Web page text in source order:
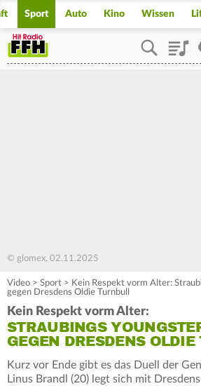
Sport Auto Kino Wissen
© glomex, 02.11.2025
Video > Sport > Kein Respekt vorm Alter:
gegen Dresdens Oldie Turnbull
Kein Respekt vorm Alter:
STRAUBINGS
GEGEN DRESDENS
Kurz vor Ende gibt es das Duell der
Linus Brandl (20) legt sich mit